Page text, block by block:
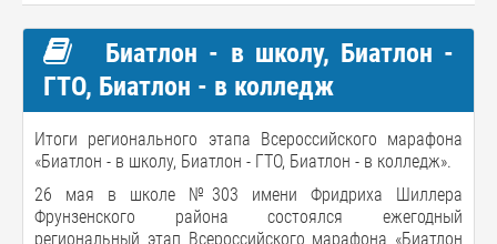
Биатлон - в школу, Биатлон -
ГТО, Биатлон - в колледж
Итоги регионального этапа Всероссийского марафона
«Биатлон - в школу, Биатлон - ГТО, Биатлон - в колледж».
26 мая в школе №303 имени Фридриха Шиллера
Фрунзенского района состоялся ежегодный
региональный этап Всероссийского марафона «Биатлон